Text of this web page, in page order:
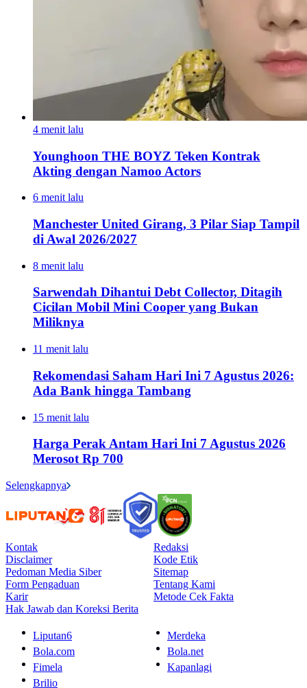
4 menit lalu
Younghoon THE BOYZ Teken Kontrak
Akting dengan Namoo Actors
6 menit lalu
Manchester United Girang, 3 Pilar Siap Tampil
di Awal 2026/2027
8 menit lalu
Sarwendah Dihantui Debt Collector, Ditagih
Cicilan Mobil Mini Cooper yang Bukan
Miliknya
11 menit lalu
Rekomendasi Saham Hari Ini 7 Agustus 2026:
Ada Bank hingga Tambang
15 menit lalu
Harga Perak Antam Hari Ini 7 Agustus 2026
Merosot Rp 700
Selengkapnya
Kontak
Redaksi
Disclaimer
Kode Etik
Pedoman Media Siber
Sitemap
Form Pengaduan
Tentang Kami
Karir
Metode Cek Fakta
Hak Jawab dan Koreksi Berita
Liputan6
Merdeka
Bola.com
Bola.net
Fimela
Kapanlagi
Brilio